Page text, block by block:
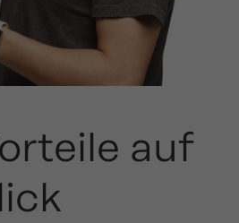
auf